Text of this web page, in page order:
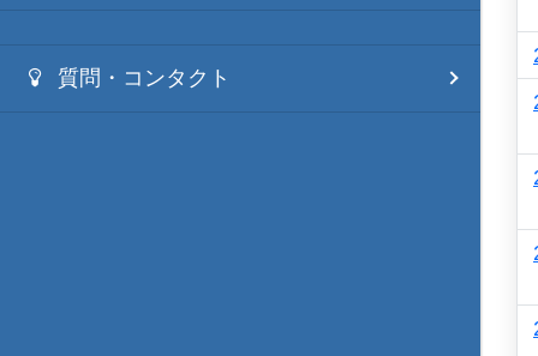
質問・コンタクト